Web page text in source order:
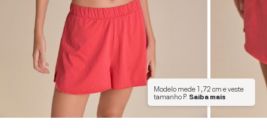
Modelo mede1,72 cme veste
tamanhoP. Saiba mais